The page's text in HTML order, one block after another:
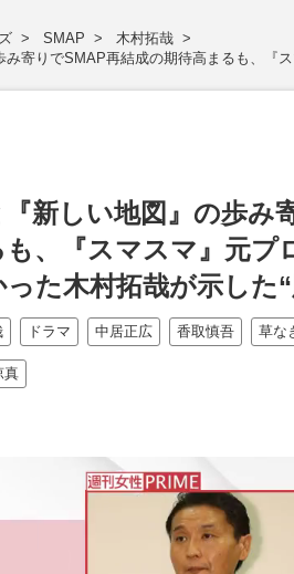
SMAP
木村拓哉
寄りでSMAP再結成の期待高まるも、『
新しい地図』の歩み
、『スマスマ』元プ
た木村拓哉が示した
ドラマ 中居正広 香取慎吾 草な
真